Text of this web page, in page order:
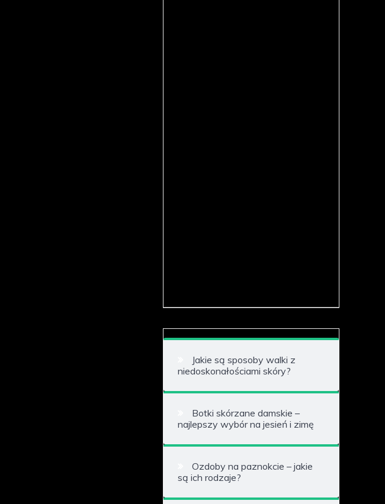
Jakie są sposoby walki z
niedoskonałościami skóry?
Botki skórzane damskie –
najlepszy wybór na jesień i zimę
Ozdoby na paznokcie – jakie
są ich rodzaje?